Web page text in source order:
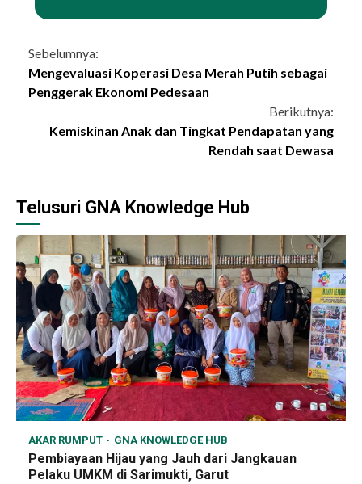
Continue
Reading
Sebelumnya:
Mengevaluasi Koperasi Desa Merah Putih sebagai
Penggerak Ekonomi Pedesaan
Berikutnya:
Kemiskinan Anak dan Tingkat Pendapatan yang
Rendah saat Dewasa
Telusuri GNA Knowledge Hub
AKAR RUMPUT GNA KNOWLEDGE HUB
Pembiayaan Hijau yang Jauh dari Jangkauan
Pelaku UMKM di Sarimukti, Garut